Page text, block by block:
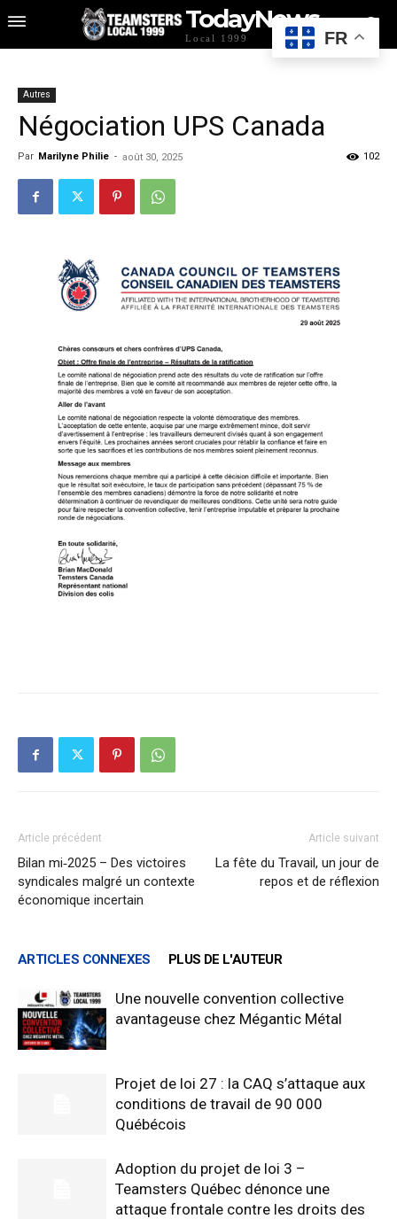
TodayNews
Local 1999
Autres
Négociation UPS Canada
Par Marilyne Philie - août 30, 2025 102
Article précédent
Bilan mi‑2025 – Des victoires
syndicales malgré un contexte
économique incertain
Article suivant
La fête du Travail, un jour de
repos et de réflexion
ARTICLES CONNEXES PLUS DE L'AUTEUR
Une nouvelle convention collective
avantageuse chez Mégantic Métal
Projet de loi 27 : la CAQ s’attaque aux
conditions de travail de 90 000
Québécois
Adoption du projet de loi 3 –
Teamsters Québec dénonce une
attaque frontale contre les droits des
FR